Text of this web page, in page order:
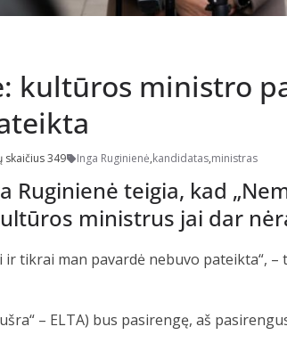
kultūros ministro
skaičius 349 Inga Ruginienė,kandidatas,ministras
Ruginienė teigia, kad
ministrus jai dar
ir tikrai man pavardė nebuvo pateikta“,
– ELTA) bus pasirengę, aš